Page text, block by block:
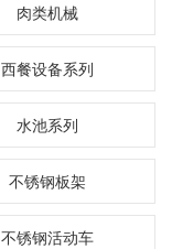
肉类机械
西餐设备系列
水池系列
不锈钢板架
不锈钢活动车